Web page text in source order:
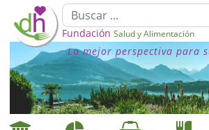
Fundación Salud y Alimentación
La mejor perspectiva para